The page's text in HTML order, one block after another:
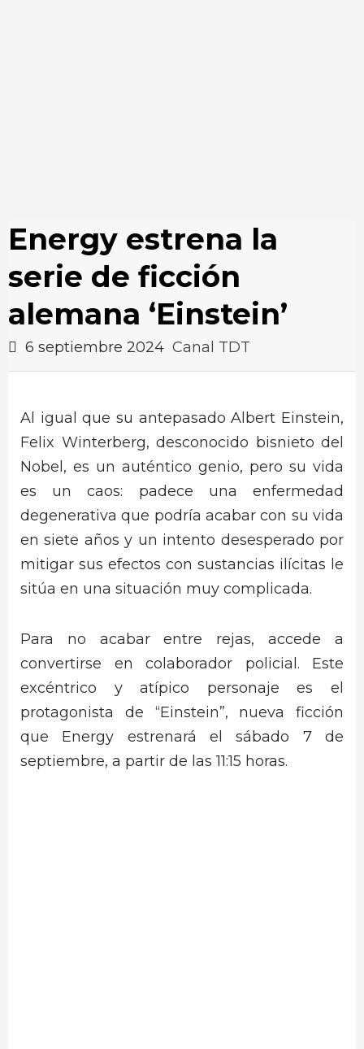
Energy estrena la
serie de ficción
alemana ‘Einstein’
6 septiembre 2024 Canal TDT
Al igual que su antepasado Albert Einstein,
Felix Winterberg, desconocido bisnieto del
Nobel, es un auténtico genio, pero su vida
es un caos: padece una enfermedad
degenerativa que podría acabar con su vida
en siete años y un intento desesperado por
mitigar sus efectos con sustancias ilícitas le
sitúa en una situación muy complicada.
Para no acabar entre rejas, accede a
convertirse en colaborador policial. Este
excéntrico y atípico personaje es el
protagonista de “Einstein”, nueva ficción
que Energy estrenará el sábado 7 de
septiembre, a partir de las 11:15 horas.